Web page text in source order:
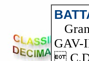
GAV-
